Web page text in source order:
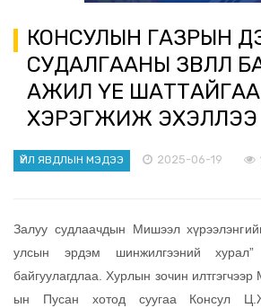
КОНСУЛЫН ГАЗРЫН
СУДАЛГААНЫ ЗӨВЛӨЛ
АЖИЛ ҮЕ
ХЭРЭГЖИЖ ЭХЭЛЛЭЭ
ҮЙЛ ЯВДЛЫН МЭДЭЭ 2025-06-19
Залуу судлаачдын Мишээл
улсын эрдэм шинжилгээний
байгуулагдлаа. Хурлын зочин
ын Пусан хотод суугаа Консул